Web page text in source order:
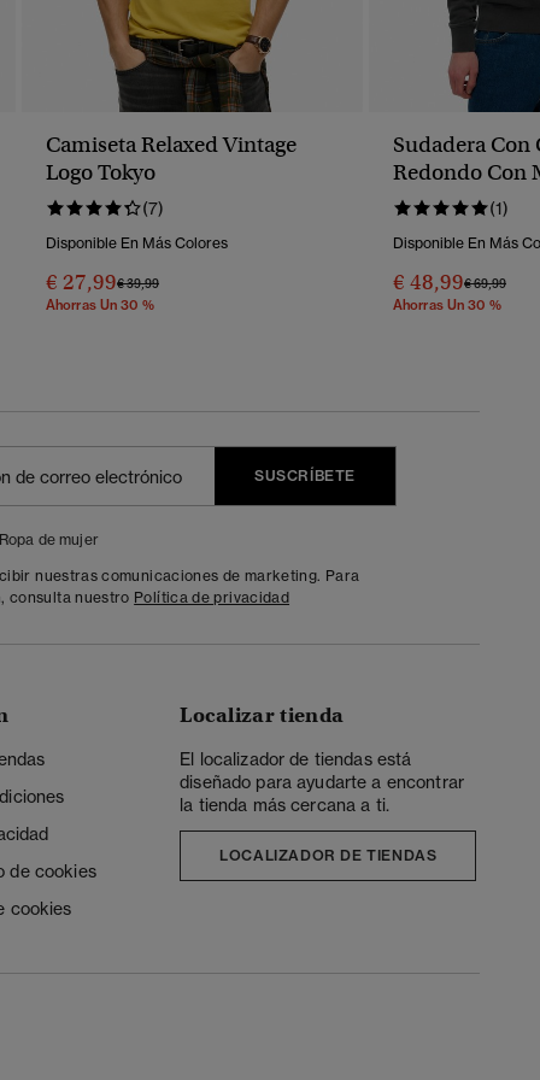
Camiseta Relaxed Vintage
Logo Tokyo
(7)
Disponible En Más Colores
€ 27,99Precio Rebajado De
€ 39,99A
Ahorras Un 30 %
Sudadera Con
Redondo Con
(1)
Disponible En Más
€ 48,99Precio
€ 69,99A
Ahorras Un 30 %
SUSCRÍBETE
de mujer
nuestras comunicaciones de marketing. Para
consulta nuestro Política de privacidad
de cookies
cookies
Localizar tienda
El localizador de tiendas está
diseñado para ayudarte a encontrar
la tienda más cercana a ti.
LOCALIZADOR DE TIENDAS